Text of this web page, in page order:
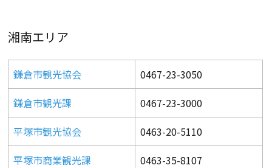
湘南エリア
鎌倉市観光協会
0467-23-3050
鎌倉市観光課
0467-23-3000
平塚市観光協会
0463-20-5110
平塚市商業観光課
0463-35-8107